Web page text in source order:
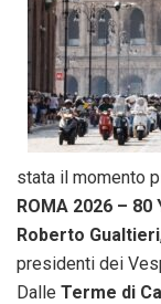
stata il momento
ROMA 2026 – 80
Roberto Gualtieri
presidenti dei
Dalle Terme di